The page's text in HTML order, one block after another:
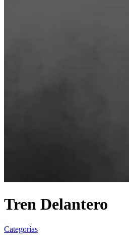
Tren Delantero
Categorías